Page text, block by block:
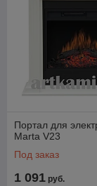
Портал для
Marta V23
Под заказ
1 091 руб.